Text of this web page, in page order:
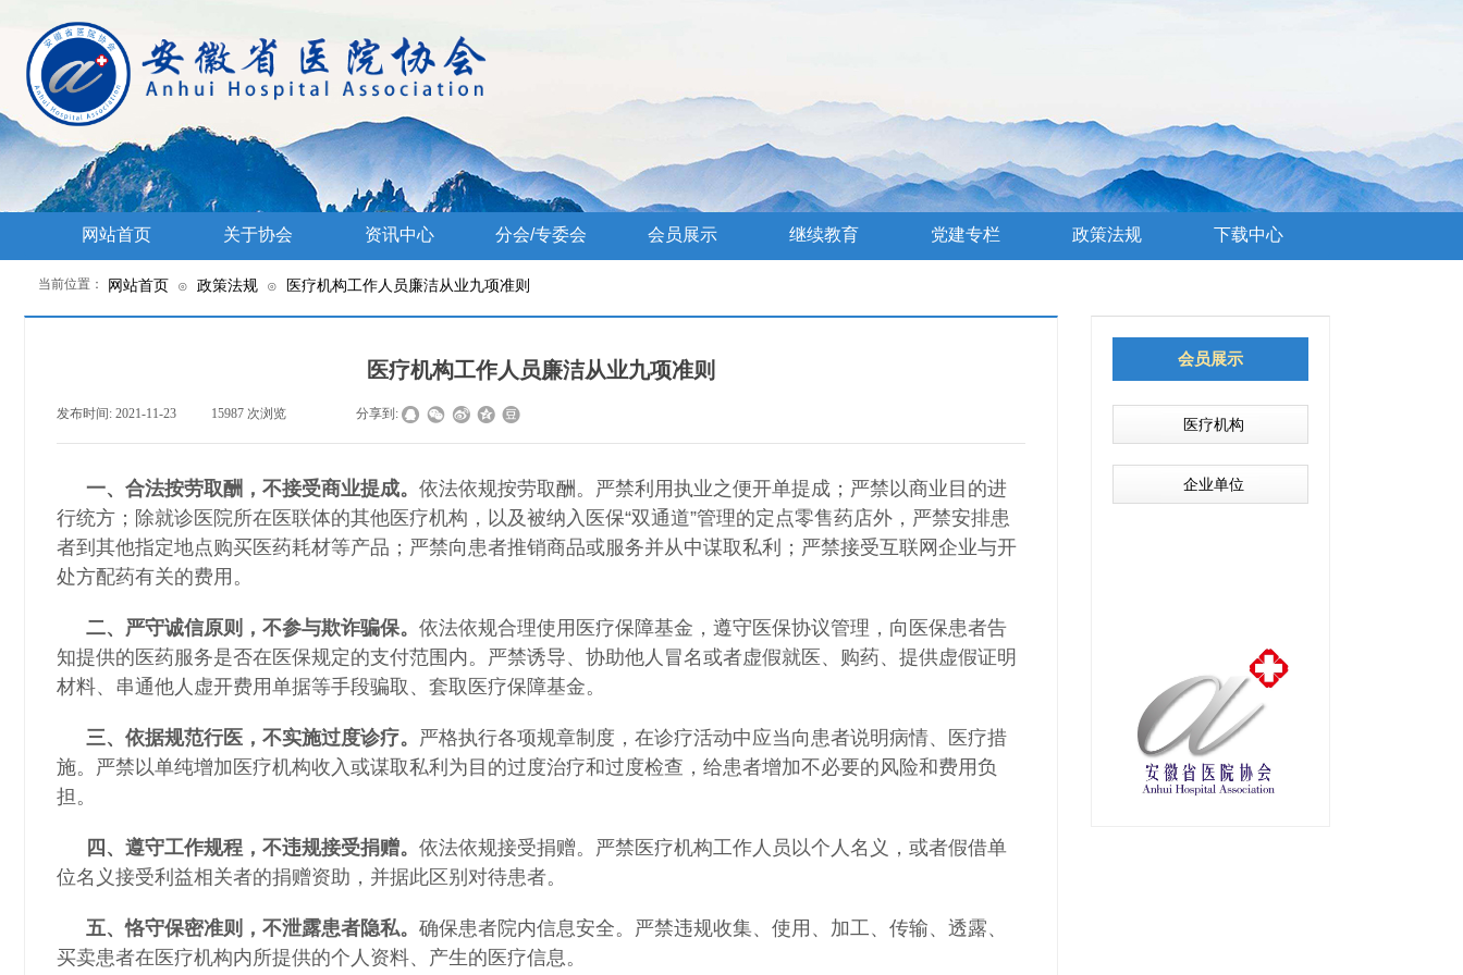
网站首页 关于协会 资讯中心 分会/专委会 会员展示 继续教育 党建专栏 政策法规 下载中心
网站首页 ⊙ 政策法规 ⊙ 医疗机构工作人员廉洁从业九项准则
当前位置：
医疗机构
企业单位
会员展示
医疗机构工作人员廉洁从业九项准则
发布时间: 2021-11-23 15987 次浏览 分享到:
一、合法按劳取酬，不接受商业提成。 依法依规按劳取酬。严禁利用执业之便开单提成；严禁以商业目的进
行统方；除就诊医院所在医联体的其他医疗机构，以及被纳入医保“双通道”管理的定点零售药店外，严禁安排患
者到其他指定地点购买医药耗材等产品；严禁向患者推销商品或服务并从中谋取私利；严禁接受互联网企业与开
处方配药有关的费用。
二、严守诚信原则，不参与欺诈骗保。 依法依规合理使用医疗保障基金，遵守医保协议管理，向医保患者告
知提供的医药服务是否在医保规定的支付范围内。严禁诱导、协助他人冒名或者虚假就医、购药、提供虚假证明
材料、串通他人虚开费用单据等手段骗取、套取医疗保障基金。
三、依据规范行医，不实施过度诊疗。
严格执行各项规章制度，在诊疗活动中应当向患者说明病情、医疗措
施。严禁以单纯增加医疗机构收入或谋取私利为目的过度治疗和过度检查，给患者增加不必要的风险和费用负
担。
四、遵守工作规程，不违规接受捐赠。 依法依规接受捐赠。严禁医疗机构工作人员以个人名义，或者假借单
位名义接受利益相关者的捐赠资助，并据此区别对待患者。
五、恪守保密准则，不泄露患者隐私。 确保患者院内信息安全。严禁违规收集、使用、加工、传输、透露、
买卖患者在医疗机构内所提供的个人资料、产生的医疗信息。